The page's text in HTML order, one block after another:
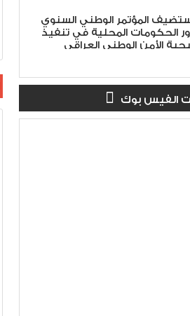
تستضيف المؤتمر الوطني السنوي
الحكومات المحلية في تنفيذ
الأمن الوطني العراقي
الفيس بوك